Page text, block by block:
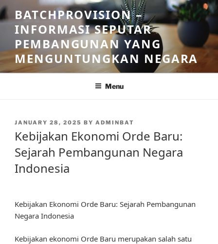
Skip
to
content
BATCHPROVISION –
INFORMASI SEPUTAR
PEMBANGUNAN YANG
MENGUNTUNGKAN NEGARA
Menu
POSTED
JANUARY 28, 2025 BY ADMINBAT
Kebijakan Ekonomi Orde Baru:
Sejarah Pembangunan Negara
Indonesia
Kebijakan Ekonomi Orde Baru: Sejarah Pembangunan
Negara Indonesia
Kebijakan ekonomi Orde Baru merupakan salah satu